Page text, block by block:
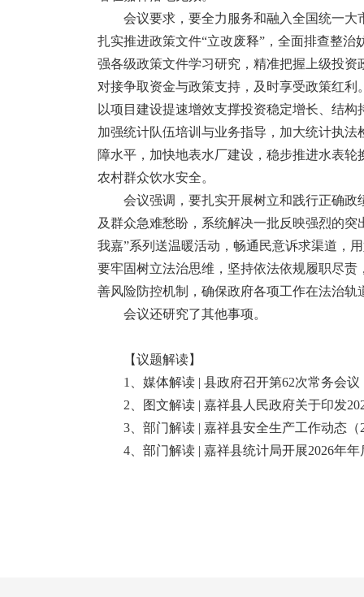
会议要求，要全力服务和融入全国统一
扎实推进政策文件“立改废释”，全面排查整
强各级政策文件学习研究，精准把握上级投
对接争取资金与政策支持，及时享受政策红
以项目建设提速增效支撑投资稳定增长、结
加强统计队伍培训与业务指导，加大统计执
障水平，加快地表水厂建设，稳步推进水表
农村群众饮水安全。
会议强调，要扎实开展树立和践行正确
及群众急难愁盼，系统解决一批反映强烈的
我嘉”系列送温暖活动，畅通民意诉求渠道，
要牢固树立法治思维，坚持依法依规履职尽
善风险防控机制，确保政府各项工作在法治轨
会议还研究了其他事项。
【议题解读】
1、 媒体解读 | 县政府召开第62次常务会议
2、
图文解读 | 嘉祥县人民政府关于印发
3、 部门解读 | 嘉祥县安全生产工作动态（
4、 部门解读 | 嘉祥县统计局开展2026年